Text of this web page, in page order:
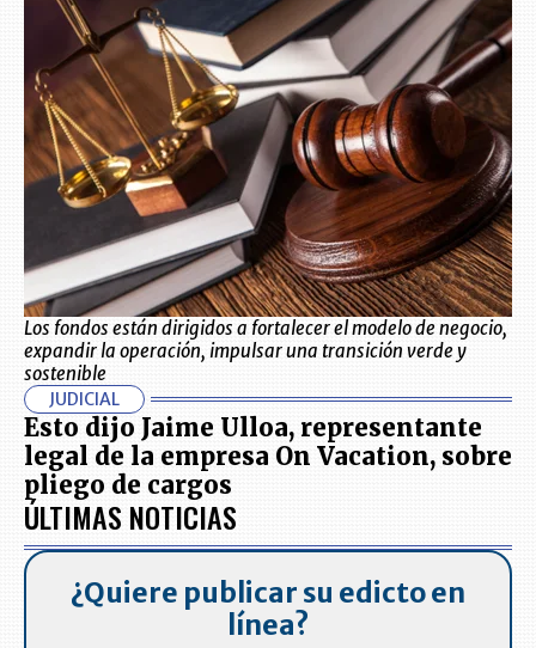
Los fondos están dirigidos a fortalecer el modelo de negocio,
expandir la operación, impulsar una transición verde y
sostenible
JUDICIAL
Esto dijo Jaime Ulloa, representante
legal de la empresa On Vacation, sobre
pliego de cargos
ÚLTIMAS NOTICIAS
¿Quiere publicar su edicto en
línea?